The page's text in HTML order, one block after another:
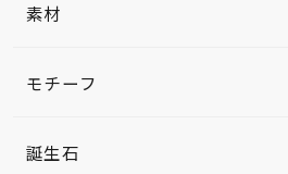
素材
モチーフ
誕生石